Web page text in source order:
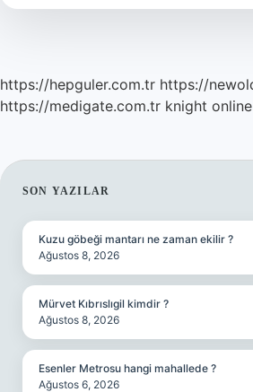
Edilir
https://hepguler.com.tr https://
https://medigate.com.tr knight online
SIDEBAR
SON YAZILAR
Kuzu göbeği mantarı ne zaman ekilir ?
Ağustos 8, 2026
Mürvet Kıbrıslıgil kimdir ?
Ağustos 8, 2026
Esenler Metrosu hangi mahallede ?
Ağustos 6, 2026